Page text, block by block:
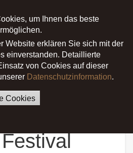
um Ihnen das beste
Website erklären Sie sich mit der
einverstanden. Detaillierte
von Cookies auf dieser
Datenschutzinformation.
Cookies
German English